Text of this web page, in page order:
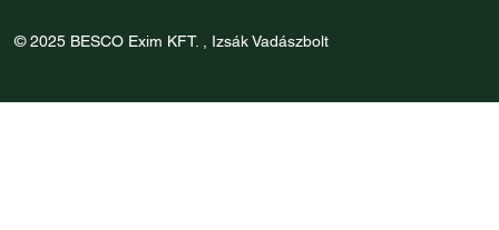
© 2025 BESCO Exim KFT. , Izsák Vadászbolt